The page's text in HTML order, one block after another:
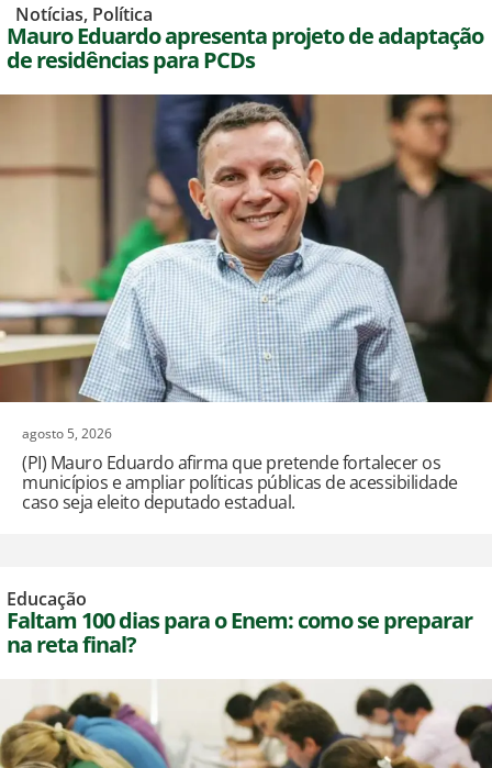
Notícias, Política
Mauro Eduardo apresenta projeto de adaptação
de residências para PCDs
agosto 5, 2026
(PI) Mauro Eduardo afirma que pretende fortalecer os
municípios e ampliar políticas públicas de acessibilidade
caso seja eleito deputado estadual.
Educação
Faltam 100 dias para o Enem: como se preparar
na reta final?